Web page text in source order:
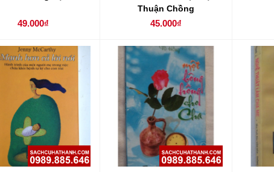
49.000₫
Thuận Chồng
45.000₫